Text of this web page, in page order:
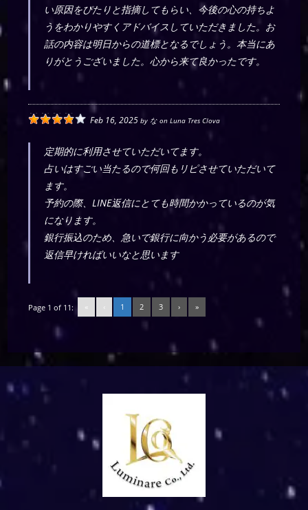
い原因をぴたりと指摘してもらい、今後の心の持ちよ
うをわかりやすくアドバイスしていただきました。お
話の内容は明日からの道標となるでしょう。本当にあ
りがとうございました。心から来て良かったです。
Feb 16, 2025 by な onLuna Tres Clova
定期的に利用させていただいてます。
占いはすごい当たるので何回もリピさせていただいて
ます。
予約の際、LINE返信にとても時間かかっているのが気
になります。
銀行振込のため、急いで銀行に向かう必要があるので
返信早ければいいなと思います
Page 1 of 11: « ‹ 1 2 3 › »